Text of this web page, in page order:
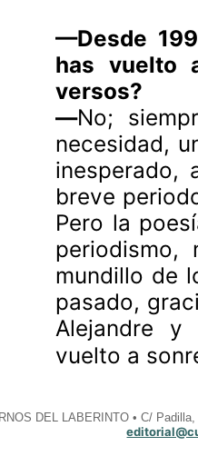
—Desde
has vuelto
versos?
—No;
necesidad,
inesperado,
breve
Pero la
mundillo de
pasado,
Alejandre
vuelto a
DEL LABERINTO • C/